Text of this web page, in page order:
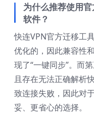
为什么推荐使用
软件？
快连VPN官方迁移工
优化的，因此兼容性
现了“一键同步”。而
且存在无法正确解析
致连接失败，因此对
妥、更省心的选择。